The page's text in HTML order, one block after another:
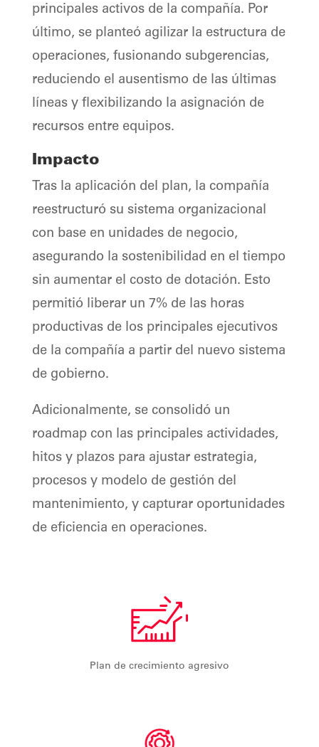
principales activos de la compañía. Por
último, se planteó agilizar la estructura de
operaciones, fusionando subgerencias,
reduciendo el ausentismo de las últimas
líneas y flexibilizando la asignación de
recursos entre equipos.
Impacto
Tras la aplicación del plan, la compañía
reestructuró su sistema organizacional
con base en unidades de negocio,
asegurando la sostenibilidad en el tiempo
sin aumentar el costo de dotación. Esto
permitió liberar un 7% de las horas
productivas de los principales ejecutivos
de la compañía a partir del nuevo sistema
de gobierno.
Adicionalmente, se consolidó un
roadmap con las principales actividades,
hitos y plazos para ajustar estrategia,
procesos y modelo de gestión del
mantenimiento, y capturar oportunidades
de eficiencia en operaciones.
Plan de crecimiento agresivo